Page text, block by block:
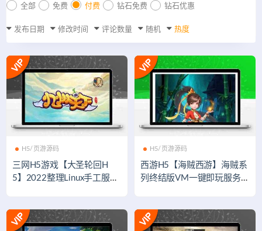
全部 免费 付费 钻石免费 钻石优惠
发布日期 修改时间 评论数量 随机 热度
H5/页游源码
三网H5游戏【大圣轮回H
5】2022整理Linux手工服务
H5/页游源码
西游H5【海贼西游】海贼系
列终结版VM一键即玩服务端